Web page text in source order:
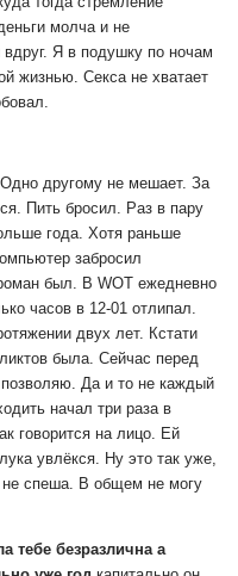
молча и не
Я в подушку по ночам
жизнью. Секса не хватает
Одно другому не мешает. За
Пить бросил. Раз в пару
года. Хотя раньше
забросил
был. В WOT ежедневно
часов в 12-01 отлипал.
двух лет. Кстати
была. Сейчас перед
Да и то не каждый
начал три раза в
говорится на лицо. Ей
увлёкся. Ну это так уже,
спеша. В общем не могу
тебе безразлична а